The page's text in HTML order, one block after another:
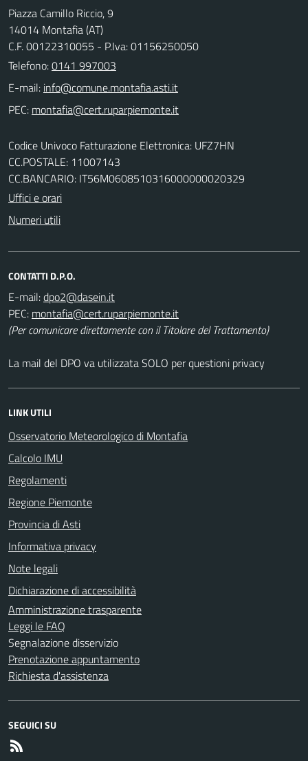
Piazza Camillo Riccio, 9
14014 Montafia (AT)
C.F. 00122310055 - P.Iva: 01156250050
Telefono:0141 997003
E-mail:
PEC:
Codice Univoco Fatturazione Elettronica: UFZ7HN
CC.POSTALE: 11007143
CC.BANCARIO: IT56M0608510316000000020329
Uffici e orari
Numeri utili
CONTATTI D.P.O.
E-mail:
PEC:
(Per comunicare direttamente con il Titolare del Trattamento)
La mail del DPO va utilizzata SOLO per questioni privacy
LINK UTILI
Osservatorio Meteorologico di Montafia
Calcolo IMU
Regolamenti
Regione Piemonte
Provincia di Asti
Informativa privacy
Note legali
Dichiarazione di accessibilità
Amministrazione trasparente
Leggi le FAQ
Segnalazione disservizio
Prenotazione appuntamento
Richiesta d'assistenza
SEGUICI SU